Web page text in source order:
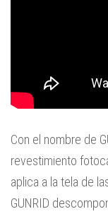
Con el nombre de
revestimiento
aplica a la tela de
GUNRID